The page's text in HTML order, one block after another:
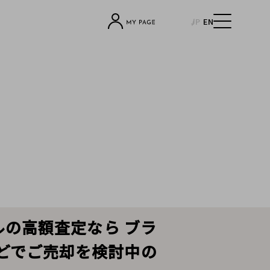
JP EN
高額査定なら ブラ
ご売却を検討中の